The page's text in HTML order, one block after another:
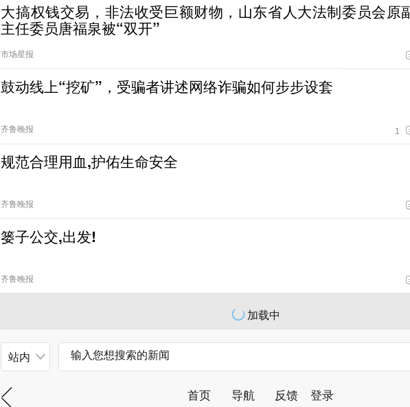
大搞权钱交易，非法收受巨额财物，山东省人大法制委员会原
主任委员唐福泉被“双开”
市场星报
鼓动线上“挖矿”，受骗者讲述网络诈骗如何步步设套
齐鲁晚报 1
规范合理用血,护佑生命安全
齐鲁晚报
篓子公交,出发!
齐鲁晚报
加载中
站内
首页 导航 反馈 登录